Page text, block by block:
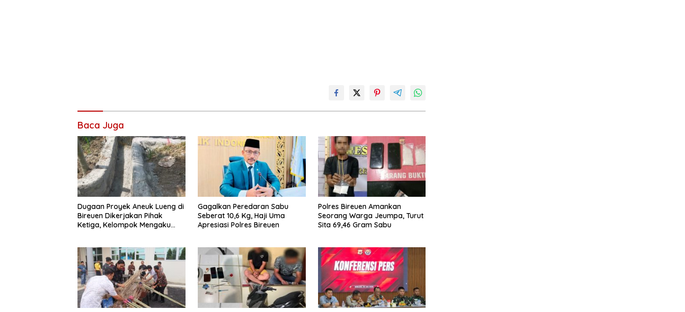
Baca Juga
Dugaan Proyek Aneuk Lueng di
Bireuen Dikerjakan Pihak
Ketiga, Kelompok Mengaku
Gagalkan Peredaran Sabu
Seberat 10,6 Kg, Haji Uma
Apresiasi Polres Bireuen
Polres Bireuen Amankan
Seorang Warga Jeumpa, Turut
Sita 69,46 Gram Sabu